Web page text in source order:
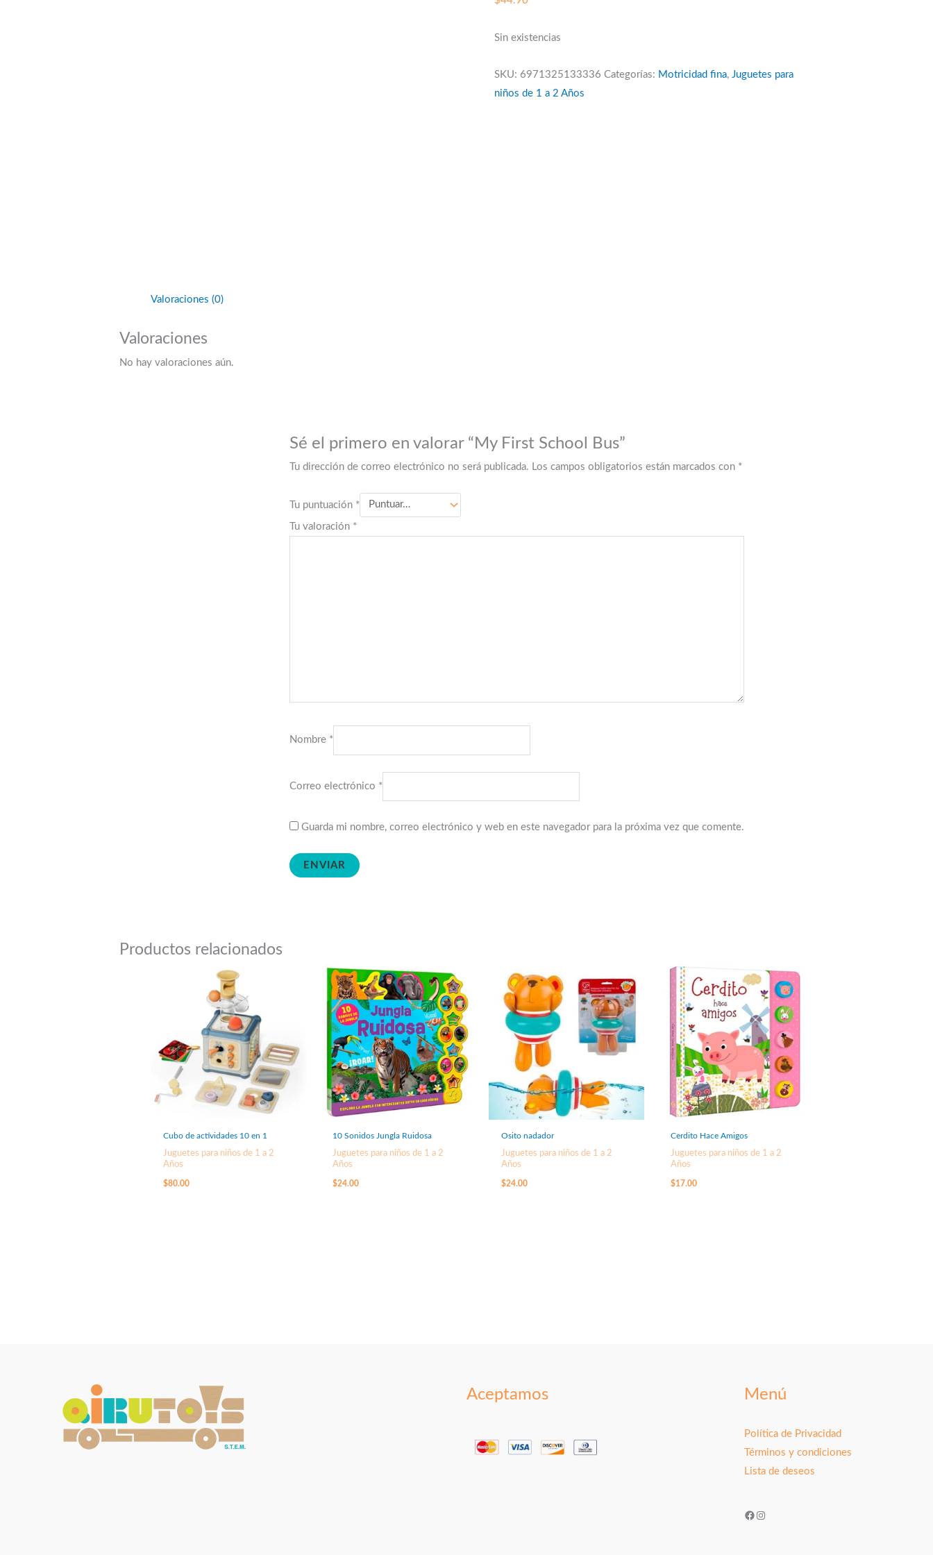
Sin existencias
SKU: 6971325133336 Categorías: Motricidad fina, Juguetes para
niños de 1 a 2 Años
Valoraciones (0)
Valoraciones
No hay valoraciones aún.
Sé el primero en valorar “My First School Bus”
Tu dirección de correo electrónico no será publicada. Los campos obligatorios están marcados con *
Tu puntuación *
Tu valoración *
Nombre *
Correo electrónico *
Guarda mi nombre, correo electrónico y web en este navegador para la próxima vez que comente.
Productos relacionados
Cubo de actividades 10 en 1
Juguetes para niños de 1 a 2
Años
$80.00
10 Sonidos Jungla Ruidosa
Juguetes para niños de 1 a 2
Años
$24.00
Osito nadador
Juguetes para niños de 1 a 2
Años
$24.00
Cerdito Hace Amigos
Juguetes para niños de 1 a 2
Años
$17.00
Aceptamos Menú
Política de Privacidad
Términos y condiciones
Lista de deseos
Facebook
Instagram